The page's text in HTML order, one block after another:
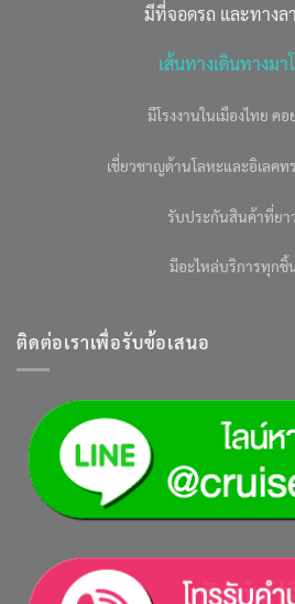
มีที่จอดรถ และทางล
เส้นทางเดินทางมา
มีโรงงานในเมืองไทย ค
เชี่ยวชาญด้านโลหะและอิเลค
รับประกันสินค้าที่ยา
มีอะไหล่บริการทุกชิ้
ติดต่อเราเพื่อรับข้อเสนอ